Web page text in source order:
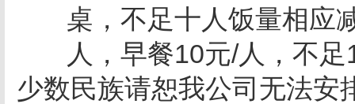
桌，不足十人饭量相应
人，早餐10元/人，不
少数民族请恕我公司无法安